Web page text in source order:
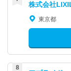
株式会社
東京都